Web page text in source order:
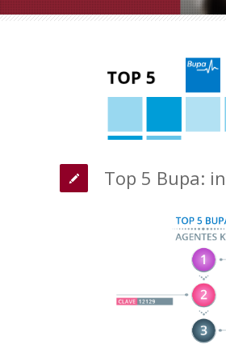
Top 5 Bupa: